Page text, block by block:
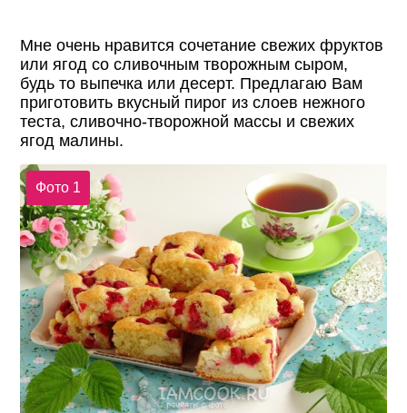
Мне очень нравится сочетание свежих фруктов
или ягод со сливочным творожным сыром,
будь то выпечка или десерт. Предлагаю Вам
приготовить вкусный пирог из слоев нежного
теста, сливочно-творожной массы и свежих
ягод малины.
Фото 1